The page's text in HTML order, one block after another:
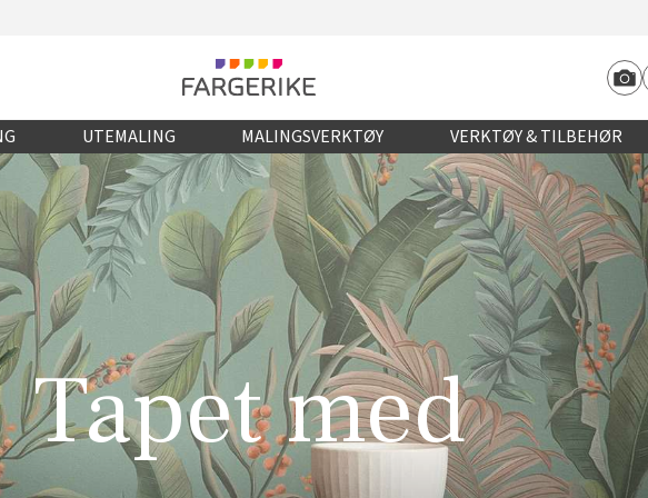
Søk
UTEMALING MALINGSVERKTØY VERKTØY & TILBEHØR
Tapet med